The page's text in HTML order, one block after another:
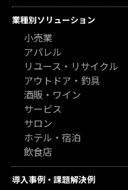
業種別ソリューション
小売業
アパレル
リユース・リサイクル
アウトドア・釣具
酒販・ワイン
サービス
サロン
ホテル・宿泊
飲食店
導入事例・課題解決例